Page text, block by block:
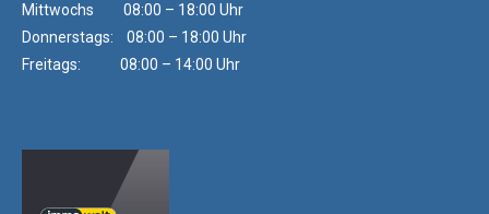
Mittwochs 08:00 – 18:00 Uhr
Donnerstags: 08:00 – 18:00 Uhr
Freitags: 08:00 – 14:00 Uhr